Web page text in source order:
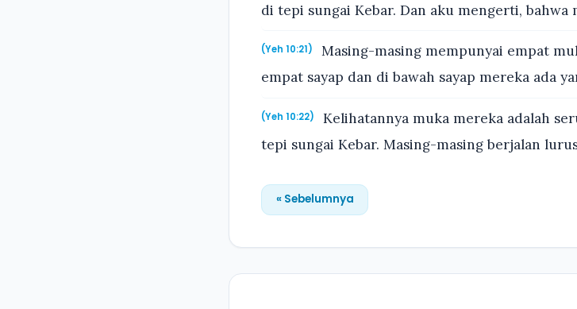
di tepi sungai Kebar. Dan aku mengerti,
(Yeh 10:21)
Masing-masing mempunyai empat
empat sayap dan di bawah sayap mereka ada
(Yeh 10:22)
Kelihatannya muka mereka adalah
tepi sungai Kebar. Masing-masing berjalan
« Sebelumnya